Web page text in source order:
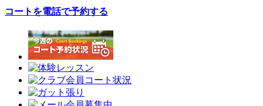
コートを電話で予約する